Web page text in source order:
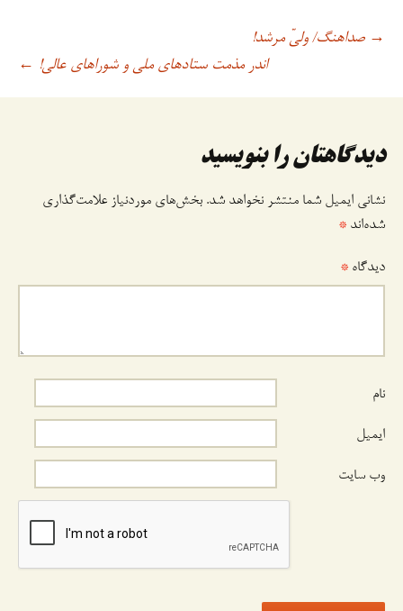
ناوبری
نوشته
→ صداهنگ/ ولیّ مرشد!
اندر مذمت ستادهای ملی و شوراهای عالی! ←
دیدگاهتان را بنویسید
نشانی ایمیل شما منتشر نخواهد شد. بخش‌های موردنیاز علامت‌گذاری
شده‌اند *
دیدگاه *
نام
ایمیل
وب‌ سایت